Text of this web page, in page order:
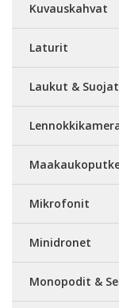
Kuvauskahvat
Laturit
Laukut & Suojat
Mikrofonit
Minidronet
Monopodit &